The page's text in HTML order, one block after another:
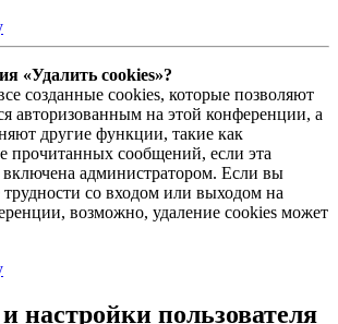
«Удалить cookies»?
созданные cookies, которые позволяют
авторизованным на этой конференции, а
другие функции, такие как
прочитанных сообщений, если эта
администратором. Если вы
со входом или выходом на
возможно, удаление cookies может
настройки пользователя